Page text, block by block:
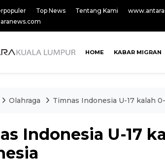
Top News Tentang Kami
HOME KABAR MIGRAN
Olahraga Timnas Indonesia U-17 kalah
Indonesia U-17